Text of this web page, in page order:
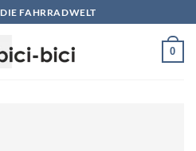
FAHRRADWELT
0